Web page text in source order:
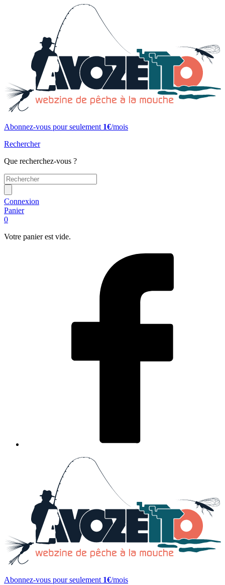
Abonnez-vous pour seulement 1€/mois
Rechercher
Que recherchez-vous ?
Connexion
Panier
0
Votre panier est vide.
Abonnez-vous pour seulement 1€/mois